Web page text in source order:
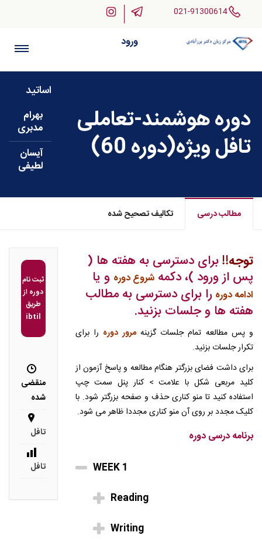
021-91300614
ورود
دوره هوشمند-تعاملی
تافل ویژه(دوره 60)
اساتید
بهرام
مدبری
آیسان
لطیفی
مطالب درسی تکالیف تصحیح شده
توجه!!برای دسترسی به هفته ها (
پس از ورود )، دکمه شروع دوره و یا
ادامه دوره را برای دسترسی به مطالب
هفته ها و جلسات بزنید.
و پس مطالعه تمام جلسات گزینه مرور دوره را برای
تکرار جلسات بزنید.
برای داشت فضای بزرگتر هنگام مطالعه و پاسخ آزمون از
کلید مربعی شکل با علامت > کنار پنل سمت چپ
استفاده کنید تا منو کناری حذف و صفحه بزرگتر شود. با
کلیک مجدد بر روی آن منو کناری مجددا ظاهر می شود.
برنامه درسی دوره
WEEK 1
Reading
Writing
ثبت نام
دوره از
طریق
ibtil
منقضی
شده
تافل
تافل